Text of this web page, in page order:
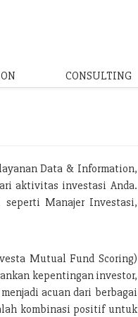
CONSULTING
Data & Information,
aktivitas investasi Anda.
seperti Manajer Investasi,
Mutual Fund Scoring)
kepentingan investor,
acuan dari berbagai
kombinasi positif untuk